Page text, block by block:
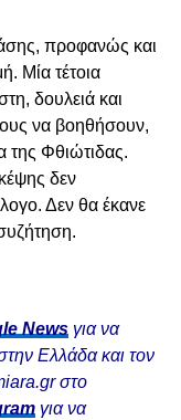
προφανώς και
Μία τέτοια
δουλειά και
να βοηθήσουν,
της Φθιώτιδας.
δεν
Δεν θα έκανε
Newsγια να
Ελλάδα και τον
στο
για να